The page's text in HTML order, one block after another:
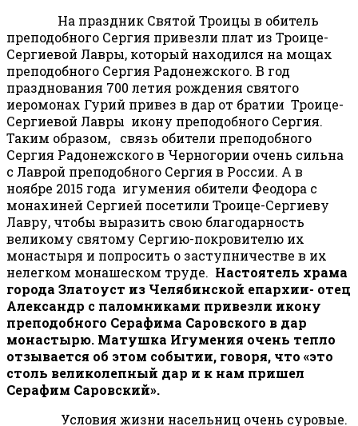
На праздник Святой Троицы в обитель
преподобного Сергия привезли плат из Троице-
Сергиевой Лавры, который находился на мощах
преподобного Сергия Радонежского. В год
празднования 700 летия рождения святого
иеромонах Гурий привез в дар от братии Троице-
Сергиевой Лавры икону преподобного Сергия.
Таким образом, связь обители преподобного
Сергия Радонежского в Черногории очень сильна
с Лаврой преподобного Сергия в России. А в
ноябре 2015 года игумения обители Феодора с
монахиней Сергией посетили Троице-Сергиеву
Лавру, чтобы выразить свою благодарность
великому святому Сергию-покровителю их
монастыря и попросить о заступничестве в их
нелегком монашеском труде. Настоятель храма
города Златоуст из Челябинской епархии- отец
Александр с паломниками привезли икону
преподобного Серафима Саровского в дар
монастырю. Матушка Игумения очень тепло
отзывается об этом событии, говоря, что «это
столь великолепный дар и к нам пришел
Серафим Саровский».
Условия жизни насельниц очень суровые.